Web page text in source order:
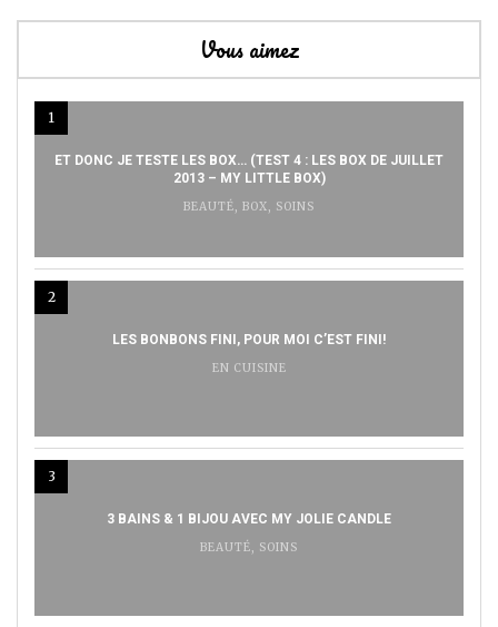
Vous aimez
1
ET DONC JE TESTE LES BOX… (TEST 4 : LES BOX DE JUILLET
2013 – MY LITTLE BOX)
BEAUTÉ, BOX, SOINS
2
LES BONBONS FINI, POUR MOI C’EST FINI!
EN CUISINE
3
3 BAINS & 1 BIJOU AVEC MY JOLIE CANDLE
BEAUTÉ, SOINS